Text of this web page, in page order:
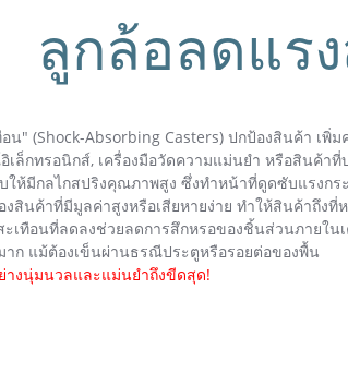
ลูกล้อลดแร
น" (Shock-Absorbing Casters) ปกป้องสินค้า
เล็กทรอนิกส์, เครื่องมือวัดความแม่นยำ หรือสินค้
ห้มีกลไกสปริงคุณภาพสูง ซึ่งทำหน้าที่ดูดซับแรงก
สินค้าที่มีมูลค่าสูงหรือเสียหายง่าย ทำให้สินค้าถึง
เทือนที่ลดลงช่วยลดการสึกหรอของชิ้นส่วนภายใ
ก แม้ต้องเข็นผ่านธรณีประตูหรือรอยต่อของพื้น
างนุ่มนวลและแม่นยำถึงขีดสุด!